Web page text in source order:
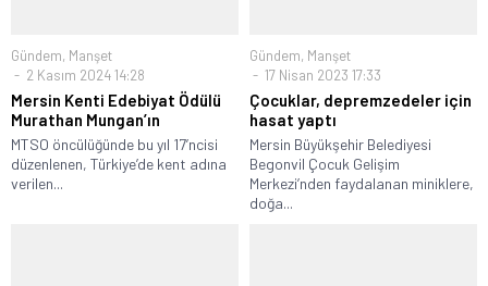
Gündem, Manşet
2 Kasım 2024 14:28
Mersin Kenti Edebiyat Ödülü
Murathan Mungan’ın
MTSO öncülüğünde bu yıl 17’ncisi
düzenlenen, Türkiye’de kent adına
verilen...
Gündem, Manşet
17 Nisan 2023 17:33
Çocuklar, depremzedeler için
hasat yaptı
Mersin Büyükşehir Belediyesi
Begonvil Çocuk Gelişim
Merkezi’nden faydalanan miniklere,
doğa...